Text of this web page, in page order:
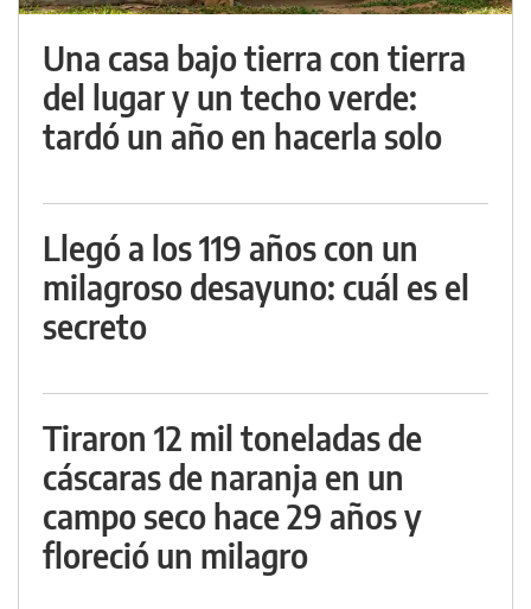
Una casa bajo tierra con tierra
del lugar y un techo verde:
tardó un año en hacerla solo
Llegó a los 119 años con un
milagroso desayuno: cuál es el
secreto
Tiraron 12 mil toneladas de
cáscaras de naranja en un
campo seco hace 29 años y
floreció un milagro